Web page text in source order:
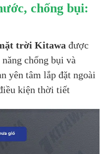
chống bụi:
trời Kitawa được
chống bụi và
yên tâm lắp đặt ngoài
kiện thời tiết